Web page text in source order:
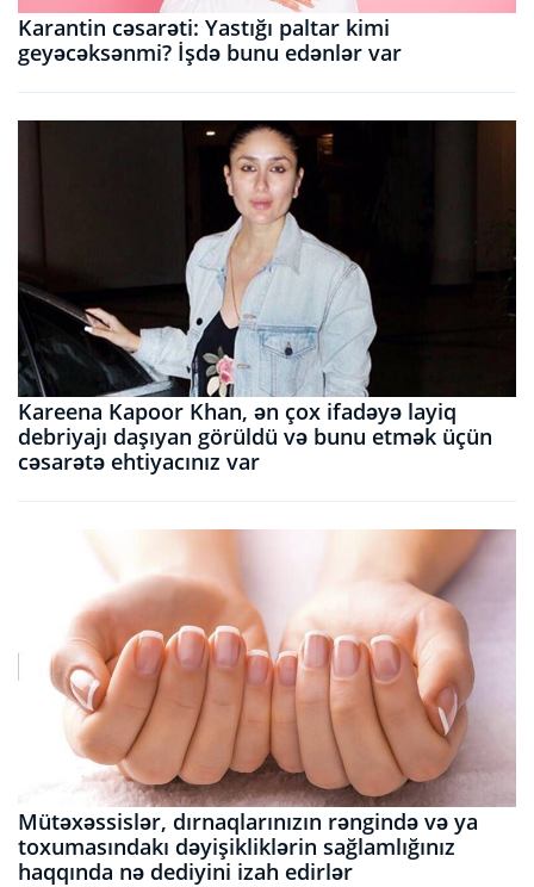
Karantin cəsarəti: Yastığı paltar kimi
geyəcəksənmi? İşdə bunu edənlər var
Kareena Kapoor Khan, ən çox ifadəyə layiq
debriyajı daşıyan görüldü və bunu etmək üçün
cəsarətə ehtiyacınız var
Mütəxəssislər, dırnaqlarınızın rəngində və ya
toxumasındakı dəyişikliklərin sağlamlığınız
haqqında nə dediyini izah edirlər